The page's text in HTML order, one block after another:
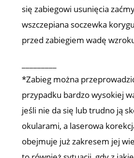
się zabiegowi usunięcia
wszczepiana soczewka
przed zabiegiem wadę
*Zabieg można
przypadku bardzo wysokiej
jeśli nie da się lub trudno ją
okularami, a laserowa
obejmuje już zakresem jej